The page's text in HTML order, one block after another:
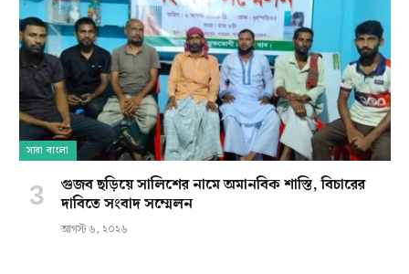
সারা বাংলা
গুজব ছড়িয়ে সালিশের নামে অমানবিক শাস্তি, বিচারের
দাবিতে সংবাদ সম্মেলন
আগস্ট ৬, ২০২৬